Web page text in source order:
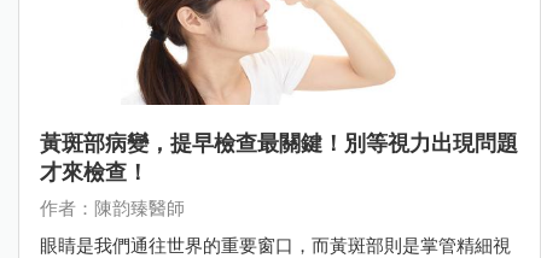
黃斑部病變，提早檢查最關鍵！別等視力出現問題
才來檢查！
作者：陳韵臻醫師
眼睛是我們通往世界的重要窗口，而黃斑部則是掌管精細視